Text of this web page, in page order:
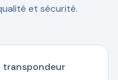
et sécurité.
transpondeur